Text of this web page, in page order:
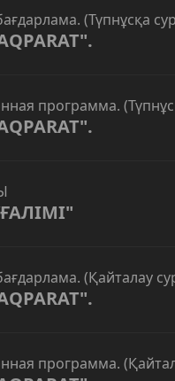
(Түпнұсқа
программа.
(Қайталау
программа.